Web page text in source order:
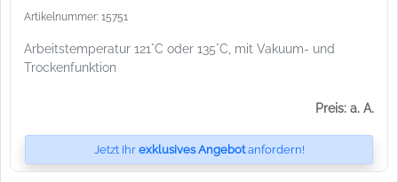
Artikelnummer: 15751
Arbeitstemperatur 121°C oder 135°C, mit Vakuum- und
Trockenfunktion
Preis: a. A.
Jetzt Ihr exklusives Angebotanfordern!